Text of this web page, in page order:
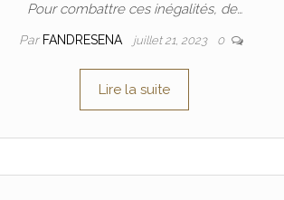
Pour combattre ces inégalités, de…
Par FANDRESENA juillet 21, 2023 0
Lire la suite